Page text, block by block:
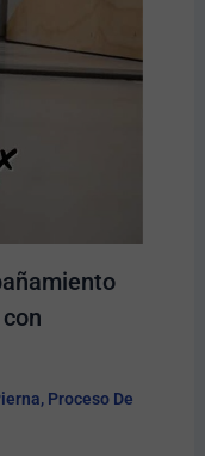
, Proceso De